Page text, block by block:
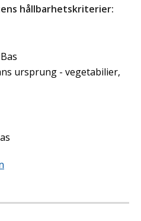
hållbarhetskriterier:
ursprung - vegetabilier,